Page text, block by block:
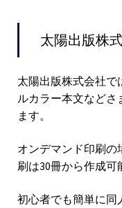
太陽出版株
太陽出版株式会社で
ルカラー本文などさ
ます。
オンデマンド印刷の
刷は30冊から作成可
初心者でも簡単に同